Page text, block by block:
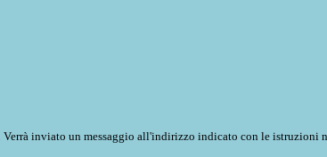
Verrà inviato un messaggio all'indirizzo indicato con le istruzioni